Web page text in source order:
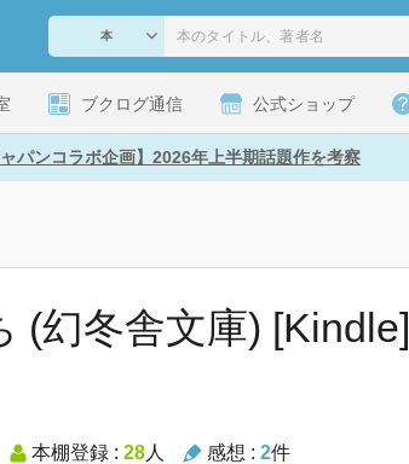
ブクログ通信 公式ショップ
ャパンコラボ企画】2026年上半期話題作を考察
(幻冬舎文庫) [Kindle]
本棚登録 : 28人 感想 : 2件